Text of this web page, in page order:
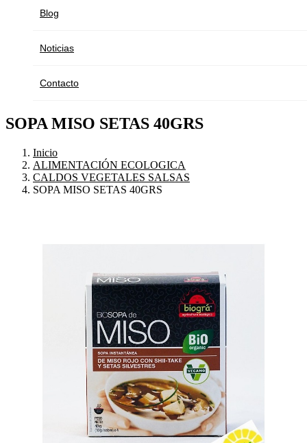
Blog
Noticias
Contacto
SOPA MISO SETAS 40GRS
Inicio
ALIMENTACIÓN ECOLOGICA
CALDOS VEGETALES SALSAS
SOPA MISO SETAS 40GRS